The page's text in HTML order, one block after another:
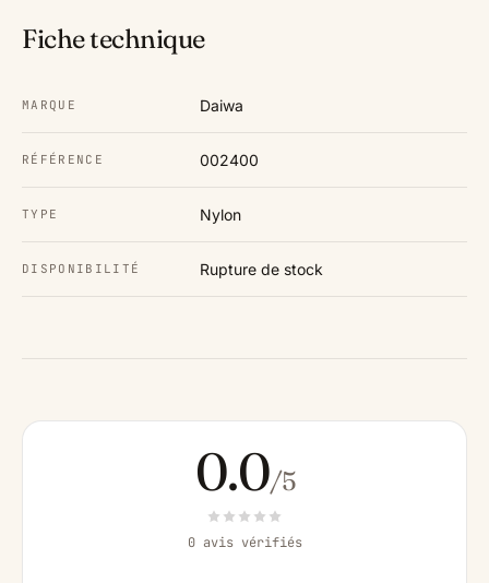
Fiche technique
MARQUE Daiwa
RÉFÉRENCE 002400
TYPE Nylon
DISPONIBILITÉ Rupture de stock
0.0/5
0 avis vérifiés